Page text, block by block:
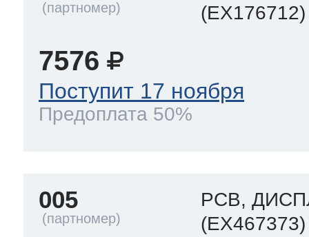
(EX176712)
7576
Поступит 17 ноября
Предоплата 50%
005
PCB,
(EX467373)